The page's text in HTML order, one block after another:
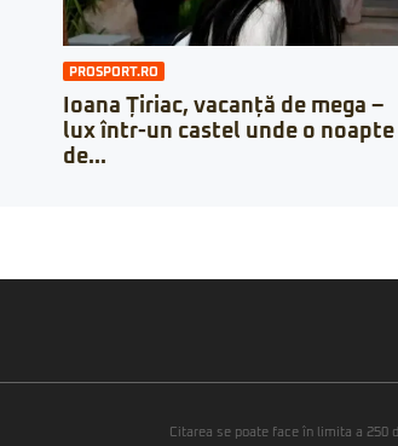
PROSPORT.RO
Ioana Țiriac, vacanță de mega –
lux într-un castel unde o noapte
de...
Citarea se poate face în limita a